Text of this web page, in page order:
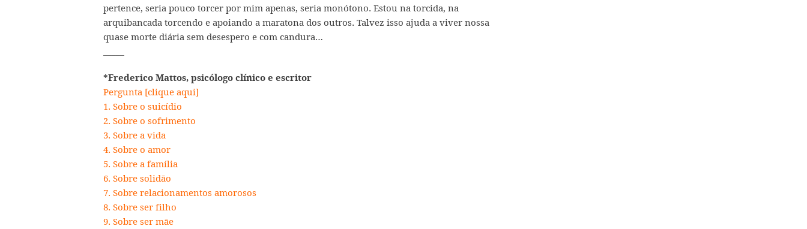
pertence, seria pouco torcer por mim apenas, seria monótono. Estou na torcida, na
arquibancada torcendo e apoiando a maratona dos outros. Talvez isso ajuda a viver nossa
quase morte diária sem desespero e com candura…
*Frederico Mattos, psicólogo clínico e escritor
Pergunta [clique aqui]
1. Sobre o suicídio
2. Sobre o sofrimento
3. Sobre a vida
4. Sobre o amor
5. Sobre a família
6. Sobre solidão
7. Sobre relacionamentos amorosos
8. Sobre ser filho
9. Sobre ser mãe